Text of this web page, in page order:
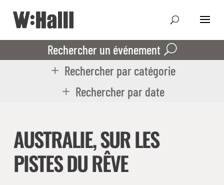
Rechercher un événement
Rechercher par catégorie
Rechercher par date
AUSTRALIE, SUR LES
PISTES DU RÊVE